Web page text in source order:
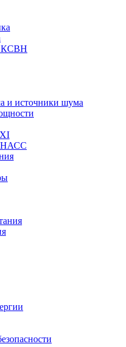
КСВН
и источники шума